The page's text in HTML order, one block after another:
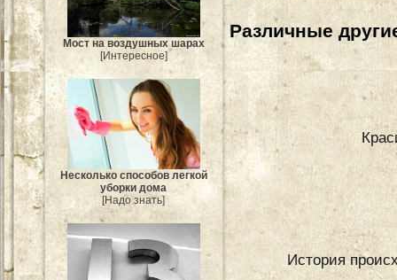
Мост на воздушных шарах
[Интересное]
Несколько способов легкой
уборки дома
[Надо знать]
Различные
История